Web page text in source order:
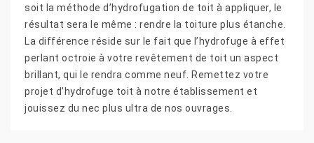
soit la méthode d’hydrofugation de toit à appliquer, le
résultat sera le même : rendre la toiture plus étanche.
La différence réside sur le fait que l’hydrofuge à effet
perlant octroie à votre revêtement de toit un aspect
brillant, qui le rendra comme neuf. Remettez votre
projet d’hydrofuge toit à notre établissement et
jouissez du nec plus ultra de nos ouvrages.